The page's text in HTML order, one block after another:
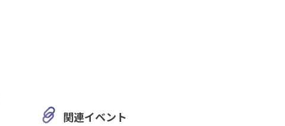
関連イベント